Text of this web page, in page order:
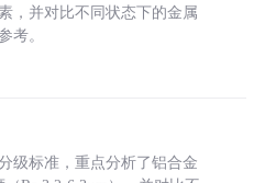
，并对比不同状态下的金属
考。
级标准，重点分析了铝合金